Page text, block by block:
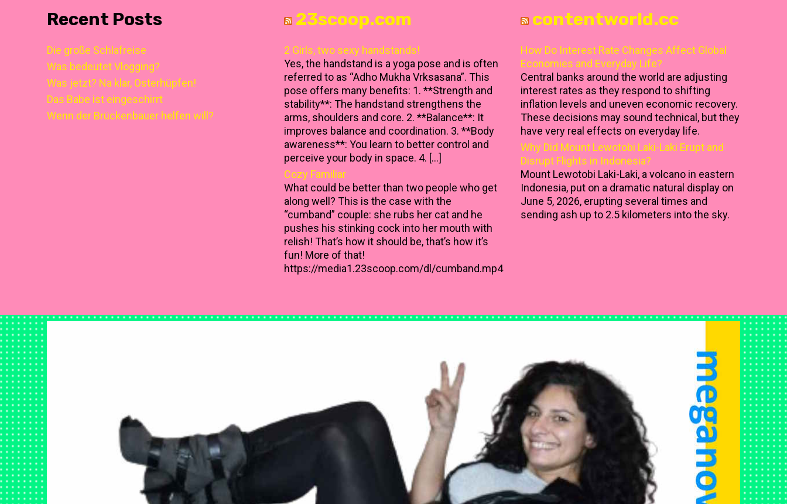
Recent Posts
Die große Schlafreise
Was bedeutet Vlogging?
Was jetzt? Na klar, Osterhüpfen!
Das Babe ist eingeschirrt
Wenn der Brückenbauer helfen will?
23scoop.com
2 Girls, two sexy handstands!
Yes, the handstand is a yoga pose and is often
referred to as “Adho Mukha Vrksasana”. This
pose offers many benefits: 1. **Strength and
stability**: The handstand strengthens the
arms, shoulders and core. 2. **Balance**: It
improves balance and coordination. 3. **Body
awareness**: You learn to better control and
perceive your body in space. 4. […]
Cozy Familiar
What could be better than two people who get
along well? This is the case with the
“cumband” couple: she rubs her cat and he
pushes his stinking cock into her mouth with
relish! That’s how it should be, that’s how it’s
fun! More of that!
https://media1.23scoop.com/dl/cumband.mp4
contentworld.cc
How Do Interest Rate Changes Affect Global
Economies and Everyday Life?
Central banks around the world are adjusting
interest rates as they respond to shifting
inflation levels and uneven economic recovery.
These decisions may sound technical, but they
have very real effects on everyday life.
Why Did Mount Lewotobi Laki-Laki Erupt and
Disrupt Flights in Indonesia?
Mount Lewotobi Laki-Laki, a volcano in eastern
Indonesia, put on a dramatic natural display on
June 5, 2026, erupting several times and
sending ash up to 2.5 kilometers into the sky.